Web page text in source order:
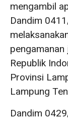
mengambil
Dandim
Republik
Provinsi
Lampung
Dandim